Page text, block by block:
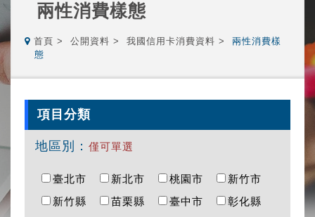
兩性消費樣態
首頁 公開資料 我國信用卡消費資料
兩性消費樣
態
項目分類
地區別： 僅可單選
臺北市 新北市 桃園市
新竹市
新竹縣
苗栗縣 臺中市
彰化縣